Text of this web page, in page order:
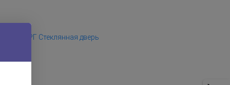
ОКСБЕРГ Стеклянная дверь